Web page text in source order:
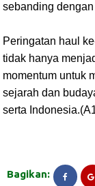
sebanding
Peringatan haul
tidak hanya
momentum untuk
sejarah dan
serta
Bagikan: